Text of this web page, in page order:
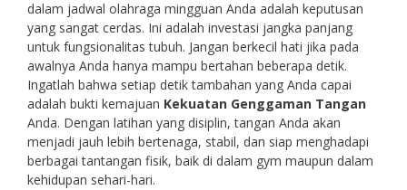
dalam jadwal olahraga mingguan Anda adalah keputusan
yang sangat cerdas. Ini adalah investasi jangka panjang
untuk fungsionalitas tubuh. Jangan berkecil hati jika pada
awalnya Anda hanya mampu bertahan beberapa detik.
Ingatlah bahwa setiap detik tambahan yang Anda capai
adalah bukti kemajuan Kekuatan Genggaman Tangan
Anda. Dengan latihan yang disiplin, tangan Anda akan
menjadi jauh lebih bertenaga, stabil, dan siap menghadapi
berbagai tantangan fisik, baik di dalam gym maupun dalam
kehidupan sehari-hari.